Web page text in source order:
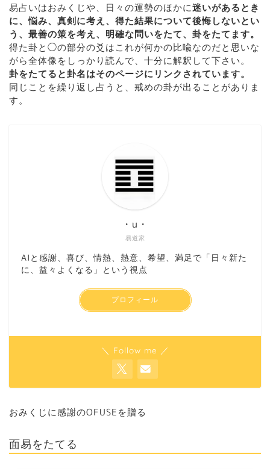
易占いはおみくじや、日々の運勢のほかに迷いがあるとき
に、悩み、真剣に考え、得た結果について後悔しないとい
う、最善の策を考え、明確な問いをたて、卦をたてます。
得た卦と◯の部分の爻はこれが何かの比喩なのだと思いな
がら全体像をしっかり読んで、十分に解釈して下さい。
卦をたてると卦名はそのページにリンクされています。
同じことを繰り返し占うと、戒めの卦が出ることがありま
す。
易道家
・u・
AIと感謝、喜び、情熱、熱意、希望、満足で「日々新た
に、益々よくなる」という視点
プロフィール
＼ Follow me ／
おみくじに感謝のOFUSEを贈る
面易をたてる